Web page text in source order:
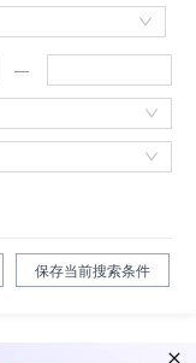
保存当前搜索条件